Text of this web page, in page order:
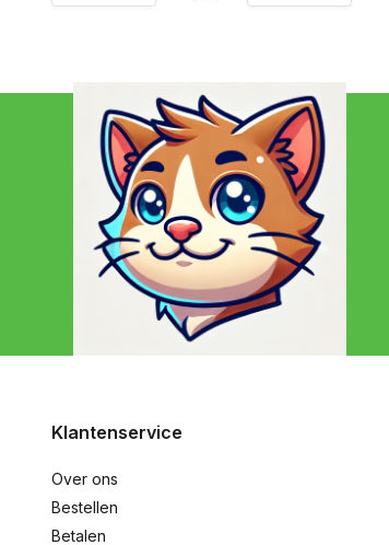
Klantenservice
Over ons
Bestellen
Betalen